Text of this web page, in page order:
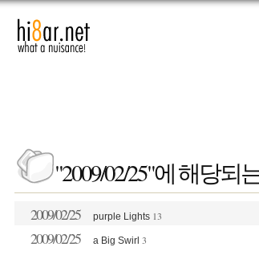
"2009/02/25"에 해당되
2009/02/25 purple Lights 13
2009/02/25 a Big Swirl 3